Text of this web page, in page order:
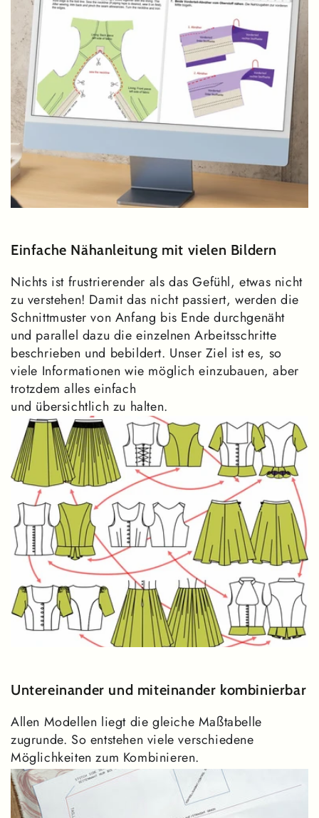
Einfache Nähanleitung mit vielen Bildern
Nichts ist frustrierender als das Gefühl, etwas nicht
zu verstehen! Damit das nicht passiert, werden die
Schnittmuster von Anfang bis Ende durchgenäht
und parallel dazu die einzelnen Arbeitsschritte
beschrieben und bebildert. Unser Ziel ist es, so
viele Informationen wie möglich einzubauen, aber
trotzdem alles einfach
und übersichtlich zu halten.
Untereinander und miteinander kombinierbar
Allen Modellen liegt die gleiche Maßtabelle
zugrunde. So entstehen viele verschiedene
Möglichkeiten zum Kombinieren.